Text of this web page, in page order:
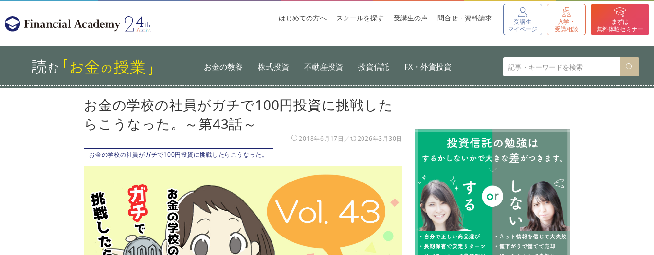
受講生
マイページ
入学・
受講相談
まずは
無料体験セミナー
はじめての方へ スクールを探す 受講生の声 問合せ・資料請求
お金の教養 株式投資 不動産投資 投資信託 FX・外貨投資
お金の学校の社員がガチで100円投資に挑戦した
らこうなった。～第43話～
2018年6月17日
2026年3月30日
お金の学校の社員がガチで100円投資に挑戦したらこうなった。